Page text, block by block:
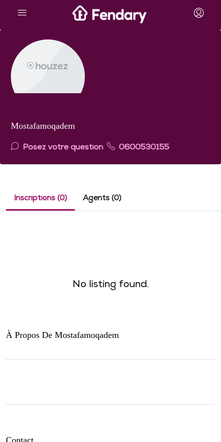
Mostafamoqadem
Posez votre question 0600530155
Inscriptions (0) Agents (0)
No listing found.
À Propos De Mostafamoqadem
Contact